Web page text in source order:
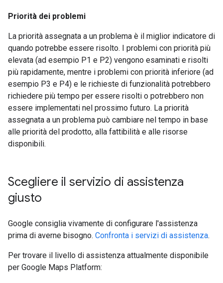
Priorità dei problemi
La priorità assegnata a un problema è il miglior indicatore di
quando potrebbe essere risolto. I problemi con priorità più
elevata (ad esempio P1 e P2) vengono esaminati e risolti
più rapidamente, mentre i problemi con priorità inferiore (ad
esempio P3 e P4) e le richieste di funzionalità potrebbero
richiedere più tempo per essere risolti o potrebbero non
essere implementati nel prossimo futuro. La priorità
assegnata a un problema può cambiare nel tempo in base
alle priorità del prodotto, alla fattibilità e alle risorse
disponibili.
Scegliere il servizio di assistenza
giusto
Google consiglia vivamente di configurare l'assistenza
prima di averne bisogno. Confronta i servizi di assistenza.
Per trovare il livello di assistenza attualmente disponibile
per Google Maps Platform: